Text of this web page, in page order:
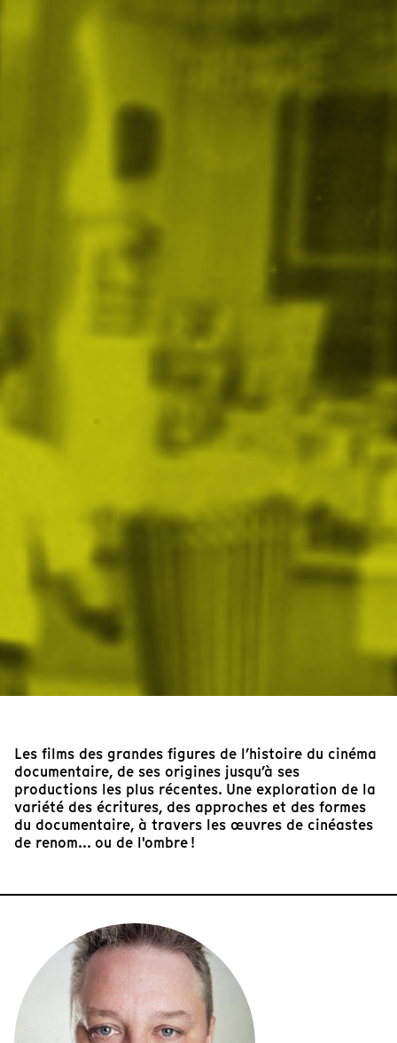
Les films des grandes figures de l’histoire du cinéma
documentaire, de ses origines jusqu’à ses
productions les plus récentes. Une exploration de la
variété des écritures, des approches et des formes
du documentaire, à travers les œuvres de cinéastes
de renom... ou de l'ombre !